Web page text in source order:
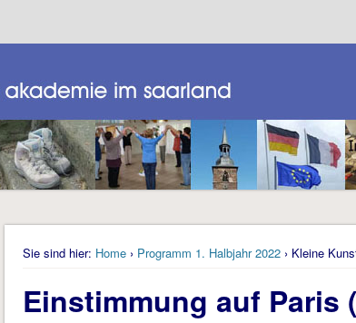
Sie sind hier: Home › Programm 1. Halbjahr 2022 › Kleine
Einstimmung auf Paris